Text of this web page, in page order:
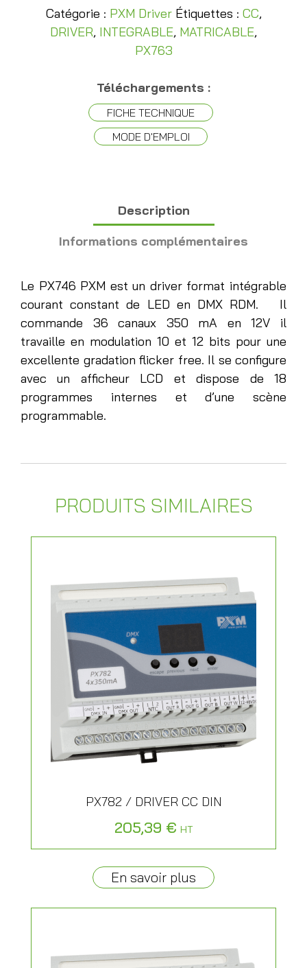
Catégorie : PXM Driver Étiquettes : CC,
DRIVER, INTEGRABLE, MATRICABLE,
PX763
Téléchargements :
FICHE TECHNIQUE
MODE D'EMPLOI
Description
Informations complémentaires
Le PX746 PXM est un driver format intégrable
courant constant de LED en DMX RDM. Il
commande 36 canaux 350 mA en 12V il
travaille en modulation 10 et 12 bits pour une
excellente gradation flicker free. Il se configure
avec un afficheur LCD et dispose de 18
programmes internes et d’une scène
programmable.
PRODUITS SIMILAIRES
PX782 / DRIVER CC DIN
205,39 € HT
En savoir plus